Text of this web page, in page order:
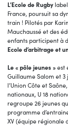
L’Ecole de Rugby
France, poursuit sa
train ! Pilotés par
Mauchaussé et des
enfants participent à
Ecole d’arbitrage et
Le « pôle jeunes »est
Guillaume Salom et 3
l’Union Côte et
nationaux, U 18
regroupe 26 jeunes
programme
XV (équipe régionale